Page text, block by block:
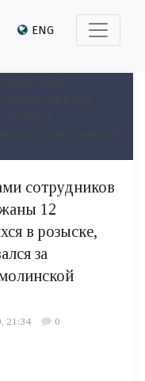
ENG
сотрудников
12
в розыске,
за
21:34 0